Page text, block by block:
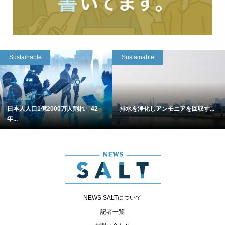
Sustainable
日本人人口1億2000万人割れ 42
年...
Sustainable
排水を浄化しアンモニアを回収す...
NEWS SALTについて
記者一覧